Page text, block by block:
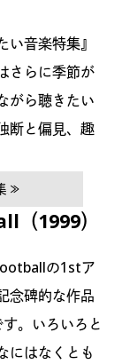
音楽特集』
さらに季節が
がら聴きたい
断と偏見、趣
≫
1999）
の1stア
念碑的な作品
。いろいろと
にはなくとも